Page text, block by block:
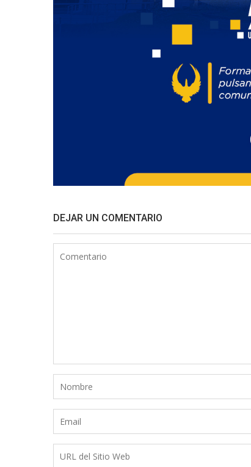
DEJAR UN COMENTARIO